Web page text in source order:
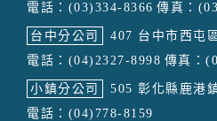
電話：(03)334-8366 傳真：
台中分公司
407 台中市西屯
電話：(04)2327-8998 傳真：
小鎮分公司
505 彰化縣鹿港
電話：(04)778-8159